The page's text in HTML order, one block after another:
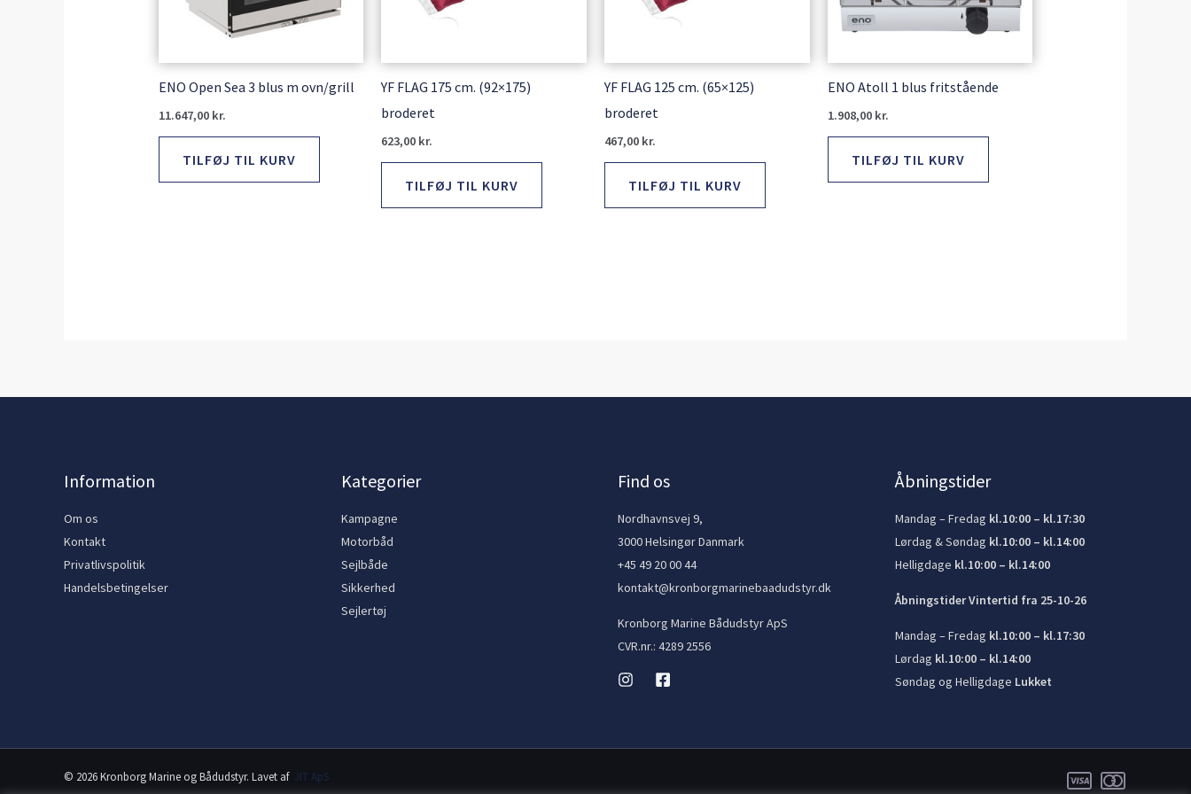
ENO Open Sea 3 blus m ovn/grill
11.647,00 kr.
TILFØJ TIL KURV
YF FLAG 175 cm. (92×175)
broderet
623,00 kr.
TILFØJ TIL KURV
YF FLAG 125 cm. (65×125)
broderet
467,00 kr.
TILFØJ TIL KURV
ENO Atoll 1 blus fritstående
1.908,00 kr.
TILFØJ TIL KURV
Information
Om os
Kontakt
Privatlivspolitik
Handelsbetingelser
Kategorier
Kampagne
Motorbåd
Sejlbåde
Sikkerhed
Sejlertøj
Find os
Nordhavnsvej 9,
3000 Helsingør Danmark
+45 49 20 00 44
kontakt@kronborgmarinebaadudstyr.dk
Kronborg Marine Bådudstyr ApS
CVR.nr.: 4289 2556
Åbningstider
Mandag – Fredag kl.10:00 – kl.17:30
Lørdag & Søndag kl.10:00 – kl.14:00
Helligdage kl.10:00 – kl.14:00
Åbningstider Vintertid fra 25-10-26
Mandag – Fredag kl.10:00 – kl.17:30
Lørdag kl.10:00 – kl.14:00
Søndag og Helligdage Lukket
© 2026 Kronborg Marine og Bådudstyr. Lavet af JIT ApS